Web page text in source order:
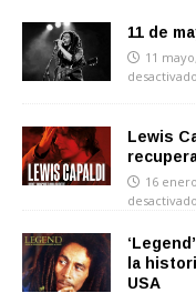
11 de
11
Lewis
16
la
USA